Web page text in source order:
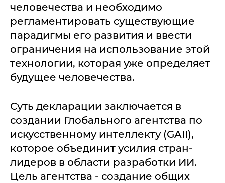
человечества и необходимо
регламентировать существующие
парадигмы его развития и ввести
ограничения на использование этой
технологии, которая уже определяет
будущее человечества.
Суть декларации заключается в
создании Глобального агентства по
искусственному интеллекту (GAII),
которое объединит усилия стран-
лидеров в области разработки ИИ.
Цель агентства - создание общих